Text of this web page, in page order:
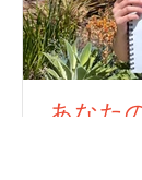
あなた